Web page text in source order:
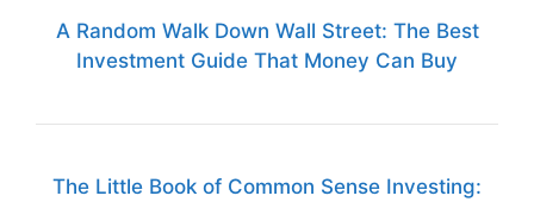
A Random Walk Down Wall Street: The Best
Investment Guide That Money Can Buy
The Little Book of Common Sense Investing: